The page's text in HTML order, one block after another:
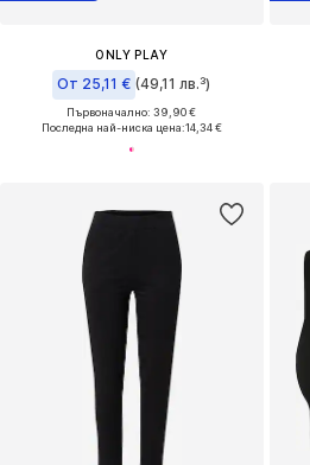
ONLY PLAY
От 25,11 € (49,11 лв.³)
Първоначално: 39,90 €
Последна най-ниска цена:14,34 €